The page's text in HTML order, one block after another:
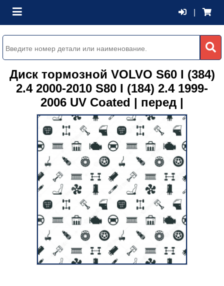
Диск тормозной VOLVO S60 I (384)
2.4 2000-2010 S80 I (184) 2.4 1999-
2006 UV Coated | перед |